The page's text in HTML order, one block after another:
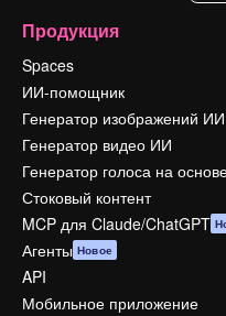
Продукция
Spaces
ИИ-помощник
Генератор изображений ИИ
Генератор видео ИИ
Генератор голоса на
Стоковый контент
MCP для Claude/ChatGPT
Агенты Новое
API
Мобильное приложение